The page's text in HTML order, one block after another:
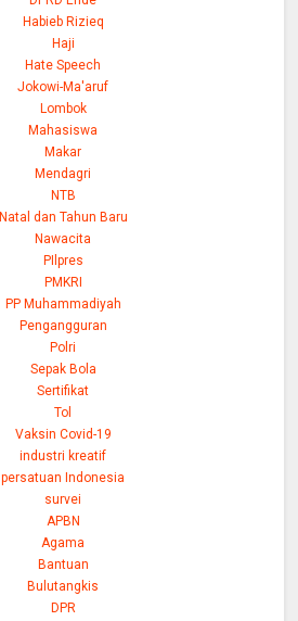
Habieb Rizieq
Haji
Hate Speech
Jokowi-Ma'aruf
Lombok
Mahasiswa
Makar
Mendagri
NTB
Natal dan Tahun Baru
Nawacita
PIlpres
PMKRI
PP Muhammadiyah
Pengangguran
Polri
Sepak Bola
Sertifikat
Tol
Vaksin Covid-19
industri kreatif
persatuan Indonesia
survei
APBN
Agama
Bantuan
Bulutangkis
DPR